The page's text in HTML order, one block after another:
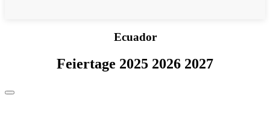
Ecuador
Feiertage 2025 2026 2027